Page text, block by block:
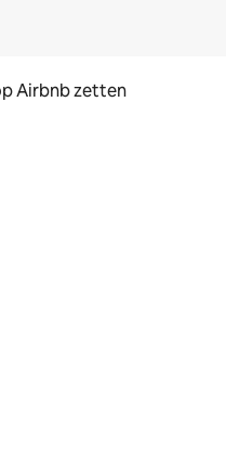
Airbnb zetten